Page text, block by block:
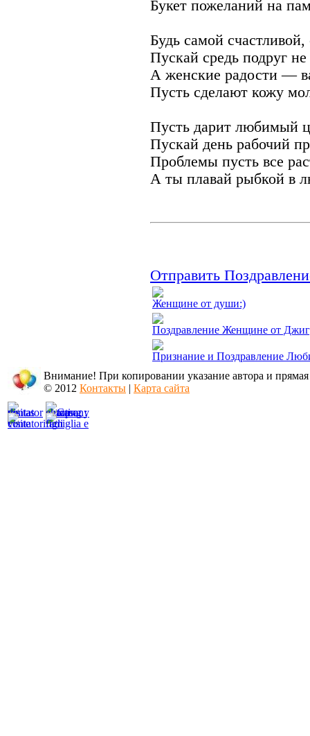
Букет пожеланий на
Будь самой
Пускай средь подруг
А женские радости —
Пусть сделают кожу
Пусть дарит любимый
Пускай день рабочий
Проблемы пусть все
А ты плавай рыбкой в
Отправить
Женщине от души:)
Поздравление Женщине от
Признание и Поздравление
Внимание! При копировании указание автора и
© 2012 Контакты | Карта сайта